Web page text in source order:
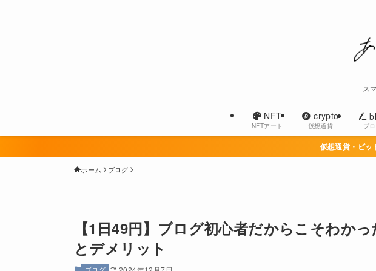
ス
NFT
NFTアート
crypto
仮想通貨 ブ
仮想通貨・ビッ
ホーム ブログ
【1日49円】ブログ初心者だからこそわか
とデメリット